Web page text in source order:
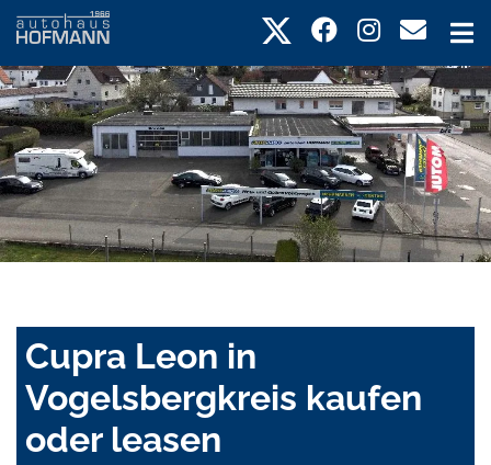
Cupra Leon in
Vogelsbergkreis kaufen
oder leasen